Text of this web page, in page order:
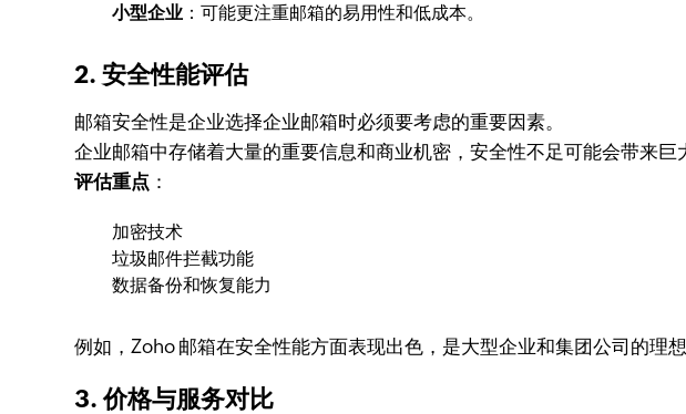
小型企业 ：可能更注重邮箱的易用性和低成本。
2. 安全性能评估
邮箱安全性是企业选择企业邮箱时必须要考虑的重要因素。
企业邮箱中存储着大量的重要信息和商业机密，安全性不足可能会带来巨
评估重点 ：
加密技术
垃圾邮件拦截功能
数据备份和恢复能力
例如，Zoho 邮箱在安全性能方面表现出色，是大型企业和集团公司的理想
3. 价格与服务对比